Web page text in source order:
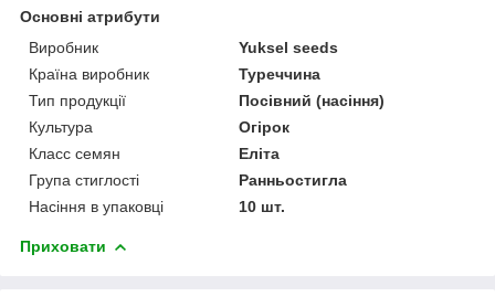
Основні атрибути
Виробник
Yuksel seeds
Країна виробник
Туреччина
Тип продукції
Посівний (насіння)
Культура
Огірок
Класс семян
Еліта
Група стиглості
Ранньостигла
Насіння в упаковці
10 шт.
Приховати